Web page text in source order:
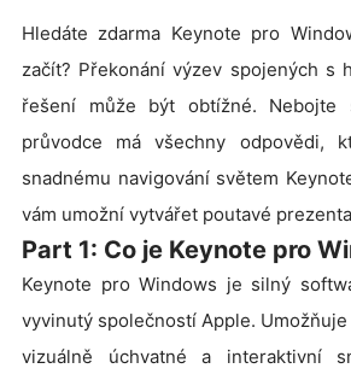
Hledáte zdarma Keynote pro
začít? Překonání výzev spojených s
řešení může být obtížné. Nebojte
průvodce má všechny odpovědi,
snadnému navigování světem
vám umožní vytvářet poutavé
Part 1: Co je Keynote pro
Keynote pro Windows je silný
vyvinutý společností Apple.
vizuálně úchvatné a interaktivní